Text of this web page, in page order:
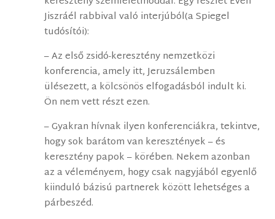
Jiszráél rabbival való interjúból(a Spiegel
tudósítói):
– Az első zsidó-keresztény nemzetközi
konferencia, amely itt, Jeruzsálemben
ülésezett, a kölcsönös elfogadásból indult ki.
Ön nem vett részt ezen.
– Gyakran hívnak ilyen konferenciákra, tekintve,
hogy sok barátom van keresztények – és
keresztény papok – körében. Nekem azonban
az a véleményem, hogy csak nagyjából egyenlő
kiinduló bázisú partnerek között lehetséges a
párbeszéd.